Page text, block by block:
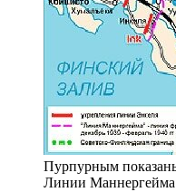
Пурпурным
Линии